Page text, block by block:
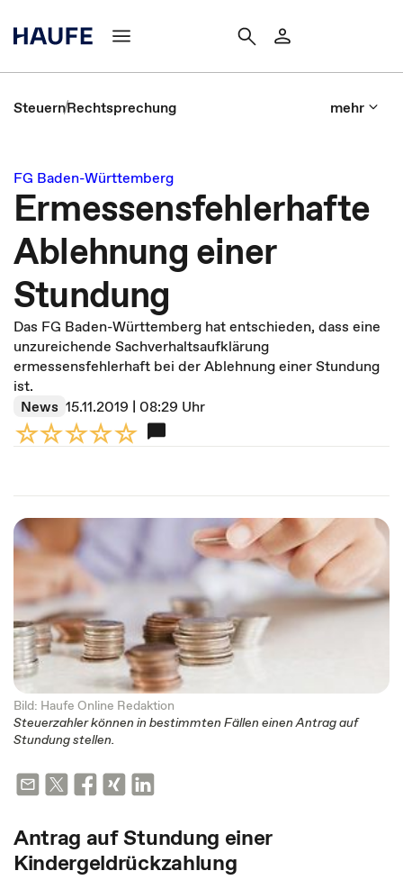
SteuernRechtsprechung mehr
FG Baden-Württemberg
Ermessensfehlerhafte
Ablehnung einer
Stundung
Das FG Baden-Württemberg hat entschieden, dass eine
unzureichende Sachverhaltsaufklärung
ermessensfehlerhaft bei der Ablehnung einer Stundung
ist.
News 15.11.2019 | 08:29 Uhr
Bild: Haufe Online Redaktion
Steuerzahler können in bestimmten Fällen einen Antrag auf
Stundung stellen.
Antrag auf Stundung einer
Kindergeldrückzahlung